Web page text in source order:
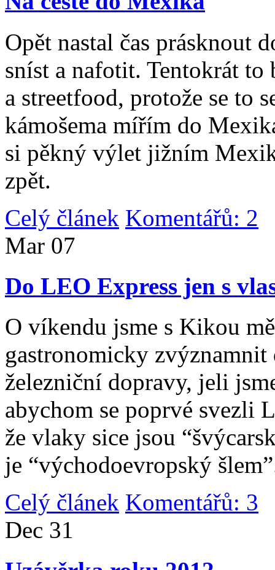
Opět nastal čas prásknout
sníst a nafotit. Tentokrát
a streetfood, protože se to
kámošema mířím do
si pěkný výlet jižním
zpět.
Celý článek Komentářů: 2
Mar 07
Do LEO Express jen s
O víkendu jsme s Kikou
gastronomicky
železniční dopravy, jeli
abychom se poprvé svezli
že vlaky sice jsou
je “východoevropský
Celý článek Komentářů: 3
Dec 31